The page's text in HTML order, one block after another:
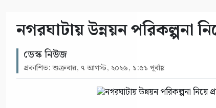
নগরঘাটায় উন্নয়ন পরিকল্পনা
ডেস্ক নিউজ
প্রকাশিত: শুক্রবার, ৭ আগস্ট, ২০২৬, ১:৫১ পূর্বাহ্ণ